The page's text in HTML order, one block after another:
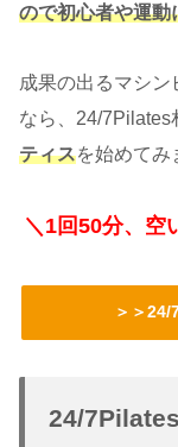
ので初心者や運動
成果の出るマシ
なら、24/7Pilates
ティスを始めてみ
＼1回50分、空
＞＞24/
24/